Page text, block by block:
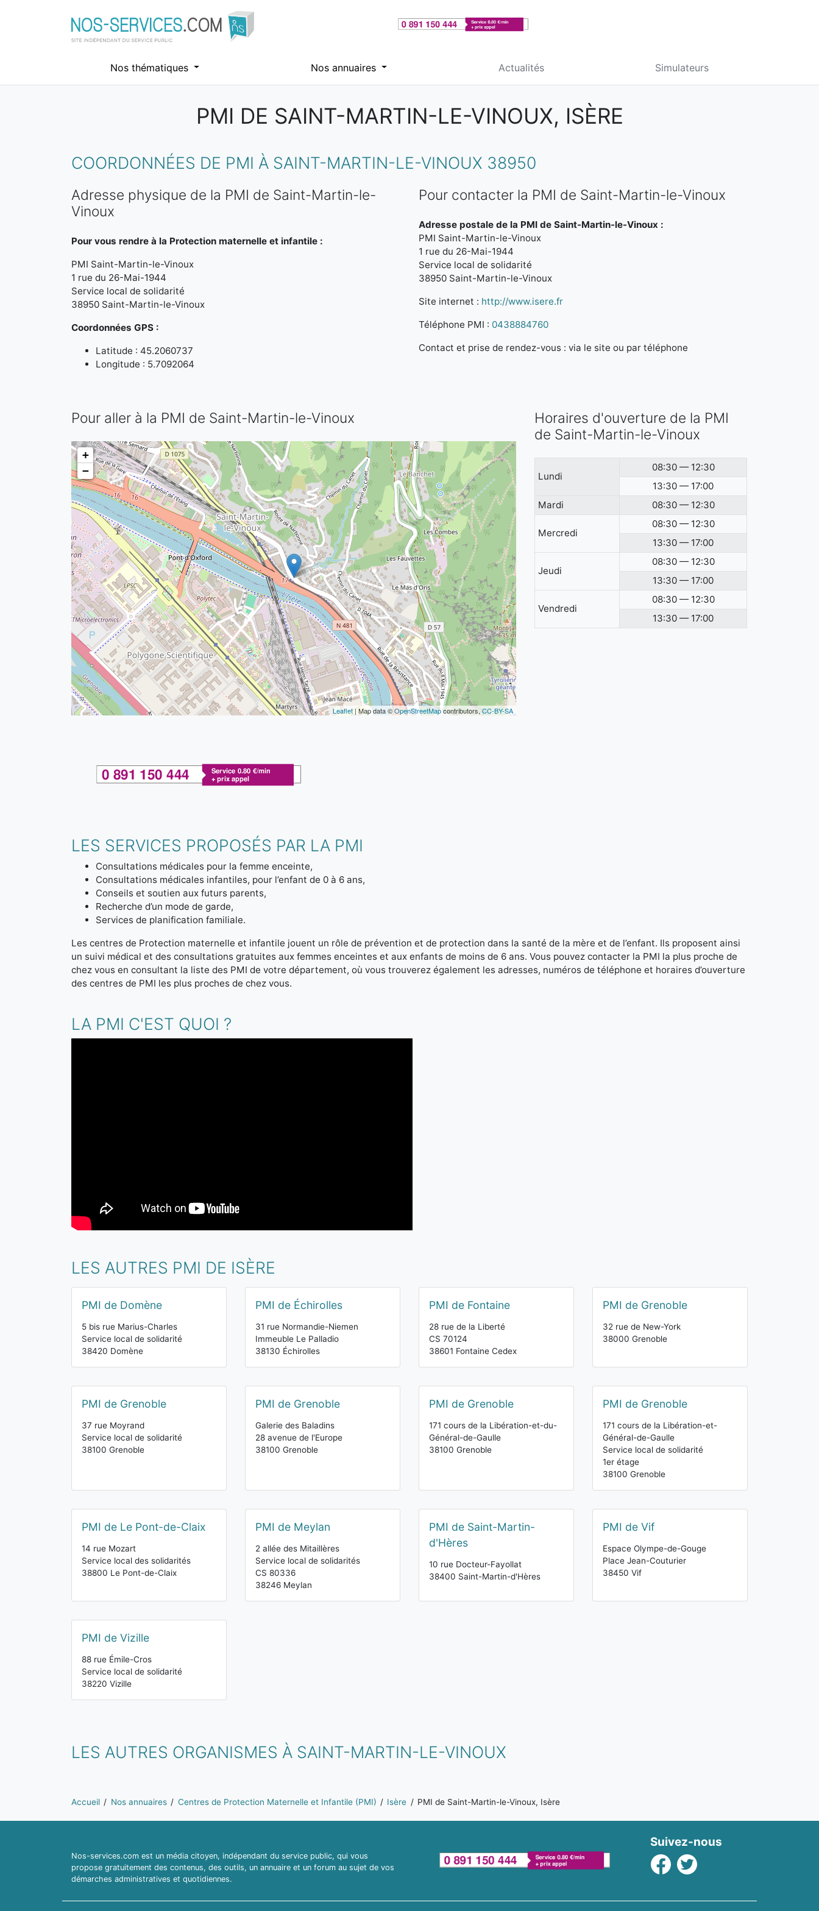
Nos thématiques Nos annuaires Actualités Simulateurs
PMI DE SAINT-MARTIN-LE-VINOUX, ISÈRE
COORDONNÉES DE PMI À SAINT-MARTIN-LE-VINOUX 38950
Adresse physique de la PMI de Saint-Martin-le-
Vinoux
Pour vous rendre à la Protection maternelle et infantile :
PMI Saint-Martin-le-Vinoux
1 rue du 26-Mai-1944
Service local de solidarité
38950 Saint-Martin-le-Vinoux
Coordonnées GPS :
Latitude : 45.2060737
Longitude : 5.7092064
Pour contacter la PMI de Saint-Martin-le-Vinoux
Adresse postale de la PMI de Saint-Martin-le-Vinoux :
PMI Saint-Martin-le-Vinoux
1 rue du 26-Mai-1944
Service local de solidarité
38950 Saint-Martin-le-Vinoux
Site internet : http://www.isere.fr
Téléphone PMI : 0438884760
Contact et prise de rendez-vous : via le site ou par téléphone
Pour aller à la PMI de Saint-Martin-le-Vinoux
+
−
Leaflet| Map data ©OpenStreetMapcontributors, CC-BY-SA
Horaires d'ouverture de la PMI
de Saint-Martin-le-Vinoux
Lundi
08:30 — 12:30
13:30 — 17:00
Mardi
08:30 — 12:30
Mercredi
08:30 — 12:30
13:30 — 17:00
Jeudi
08:30 — 12:30
13:30 — 17:00
Vendredi
08:30 — 12:30
13:30 — 17:00
LES SERVICES PROPOSÉS PAR LA PMI
Consultations médicales pour la femme enceinte,
Consultations médicales infantiles, pour l’enfant de 0 à 6 ans,
Conseils et soutien aux futurs parents,
Recherche d’un mode de garde,
Services de planification familiale.
Les centres de Protection maternelle et infantile jouent un rôle de prévention et de protection dans la santé de la mère et de l’enfant. Ils proposent ainsi
un suivi médical et des consultations gratuites aux femmes enceintes et aux enfants de moins de 6 ans. Vous pouvez contacter la PMI la plus proche de
chez vous en consultant la liste des PMI de votre département, où vous trouverez également les adresses, numéros de téléphone et horaires d’ouverture
des centres de PMI les plus proches de chez vous.
LA PMI C'EST QUOI ?
LES AUTRES PMI DE ISÈRE
PMI de Domène
5 bis rue Marius-Charles
Service local de solidarité
38420 Domène
PMI de Échirolles
31 rue Normandie-Niemen
Immeuble Le Palladio
38130 Échirolles
PMI de Fontaine
28 rue de la Liberté
CS 70124
38601 Fontaine Cedex
PMI de Grenoble
32 rue de New-York
38000 Grenoble
PMI de Grenoble
37 rue Moyrand
Service local de solidarité
38100 Grenoble
PMI de Grenoble
Galerie des Baladins
28 avenue de l'Europe
38100 Grenoble
PMI de Grenoble
171 cours de la Libération-et-du-
Général-de-Gaulle
38100 Grenoble
PMI de Grenoble
171 cours de la Libération-et-
Général-de-Gaulle
Service local de solidarité
1er étage
38100 Grenoble
PMI de Le Pont-de-Claix
14 rue Mozart
Service local des solidarités
38800 Le Pont-de-Claix
PMI de Meylan
2 allée des Mitaillères
Service local de solidarités
CS 80336
38246 Meylan
PMI de Saint-Martin-
d'Hères
10 rue Docteur-Fayollat
38400 Saint-Martin-d'Hères
PMI de Vif
Espace Olympe-de-Gouge
Place Jean-Couturier
38450 Vif
PMI de Vizille
88 rue Émile-Cros
Service local de solidarité
38220 Vizille
LES AUTRES ORGANISMES À SAINT-MARTIN-LE-VINOUX
Vous êtes ici:
Accueil Nos annuaires Centres de Protection Maternelle et Infantile (PMI) Isère PMI de Saint-Martin-le-Vinoux, Isère
Nos-services.com est un média citoyen, indépendant du service public, qui vous
propose gratuitement des contenus, des outils, un annuaire et un forum au sujet de vos
démarches administratives et quotidiennes.
Suivez-nous
Facebook
Twitter